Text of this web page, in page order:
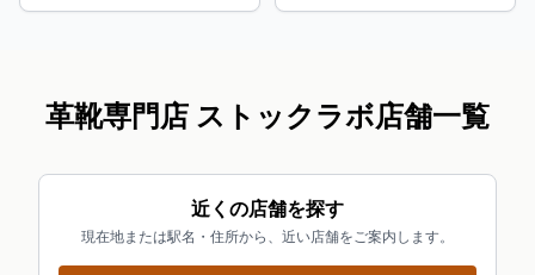
革靴専門店 ストックラボ店舗一覧
近くの店舗を探す
現在地または駅名・住所から、近い店舗をご案内します。